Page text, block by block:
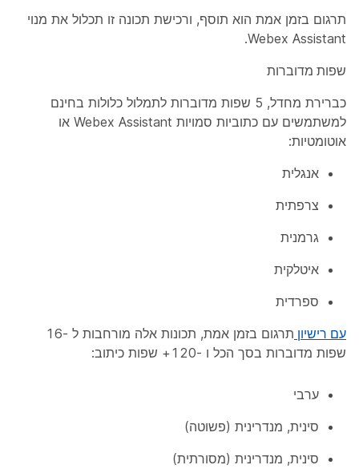
תרגום בזמן אמת הוא תוסף, ורכישת תכונה זו תכלול את מנוי
Webex Assistant.
שפות מדוברות
כברירת מחדל, 5 שפות מדוברות לתמלול כלולות בחינם
למשתמשים עם כתוביות סמויות Webex Assistant או
אוטומטיות:
אנגלית
צרפתית
גרמנית
איטלקית
ספרדית
עם רישיון
תרגום בזמן אמת, תכונות אלה מורחבות ל -16
שפות מדוברות בסך הכל ו -120+ שפות כיתוב:
ערבי
סינית, מנדרינית (פשוטה)
סינית, מנדרינית (מסורתית)